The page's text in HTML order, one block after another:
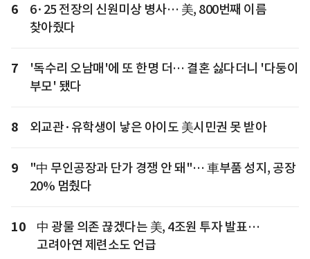
6
6·25 전장의 신원미상 병사… 美, 800번째 이름
찾아줬다
7
'독수리 오남매'에 또 한명 더… 결혼 싫다더니 '다둥이
부모' 됐다
8 외교관·유학생이 낳은 아이도 美시민권 못 받아
9
"中 무인공장과 단가 경쟁 안 돼"… 車부품 성지, 공장
20% 멈췄다
10
中 광물 의존 끊겠다는 美, 4조원 투자 발표…
고려아연 제련소도 언급